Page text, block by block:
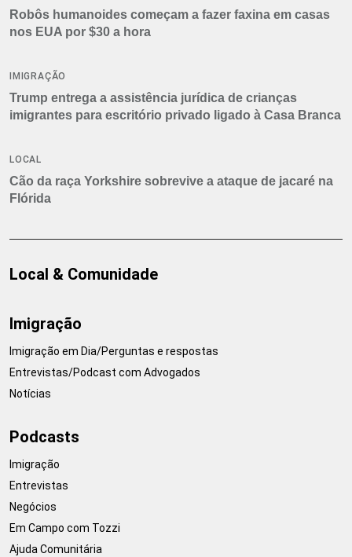
Robôs humanoides começam a fazer faxina em casas
nos EUA por $30 a hora
IMIGRAÇÃO
Trump entrega a assistência jurídica de crianças
imigrantes para escritório privado ligado à Casa Branca
LOCAL
Cão da raça Yorkshire sobrevive a ataque de jacaré na
Flórida
Local & Comunidade
Imigração
Imigração em Dia/Perguntas e respostas
Entrevistas/Podcast com Advogados
Notícias
Podcasts
Imigração
Entrevistas
Negócios
Em Campo com Tozzi
Ajuda Comunitária